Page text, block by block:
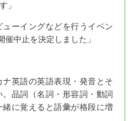
」
ューイングなどを行うイベン
催中止を決定しました」
英語の英語表現・発音とそ
品詞（名詞・形容詞・動詞
に覚えると語彙が格段に増